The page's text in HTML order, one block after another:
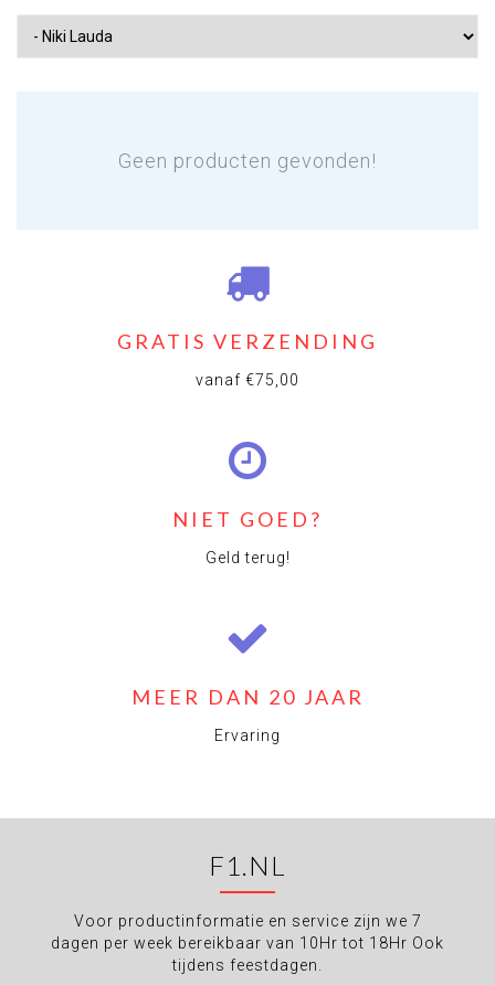
Geen producten gevonden!
GRATIS VERZENDING
vanaf €75,00
NIET GOED?
Geld terug!
MEER DAN 20 JAAR
Ervaring
F1.NL
Voor productinformatie en service zijn we 7
dagen per week bereikbaar van 10Hr tot 18Hr Ook
tijdens feestdagen.